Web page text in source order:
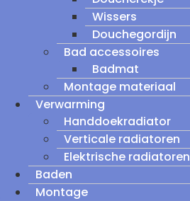
Wissers
Douchegordijn
Bad accessoires
Badmat
Montage materiaal
Verwarming
Handdoekradiator
Verticale radiatoren
Elektrische radiatoren
Baden
Montage